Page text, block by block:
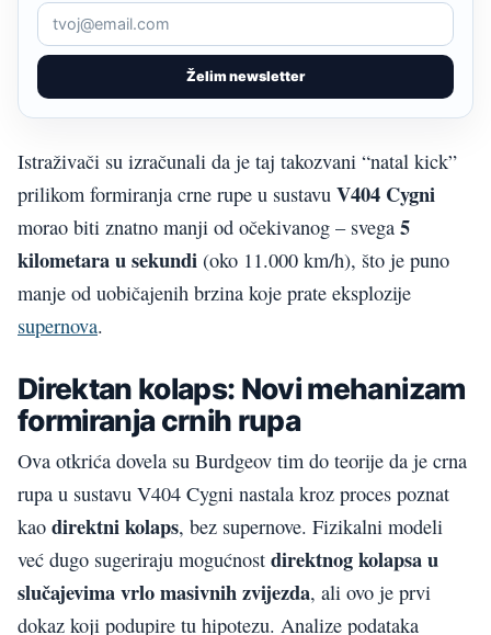
Želim newsletter
Istraživači su izračunali da je taj takozvani “natal kick”
prilikom formiranja crne rupe u sustavu V404 Cygni
morao biti znatno manji od očekivanog – svega 5
kilometara u sekundi (oko 11.000 km/h), što je puno
manje od uobičajenih brzina koje prate eksplozije
supernova.
Direktan kolaps: Novi mehanizam
formiranja crnih rupa
Ova otkrića dovela su Burdgeov tim do teorije da je crna
rupa u sustavu V404 Cygni nastala kroz proces poznat
kao direktni kolaps, bez supernove. Fizikalni modeli
već dugo sugeriraju mogućnost direktnog kolapsa u
slučajevima vrlo masivnih zvijezda, ali ovo je prvi
dokaz koji podupire tu hipotezu. Analize podataka